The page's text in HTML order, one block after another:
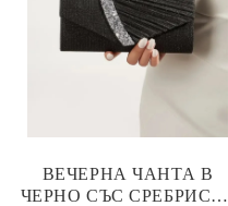
ВЕЧЕРНА ЧАНТА В
ЧЕРНО СЪС СРЕБРИСТА